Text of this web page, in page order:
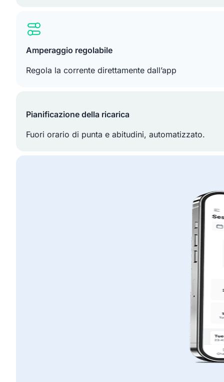
Amperaggio regolabile
Regola la corrente direttamente dall’app
Pianificazione della ricarica
Fuori orario di punta e abitudini, automatizzato.